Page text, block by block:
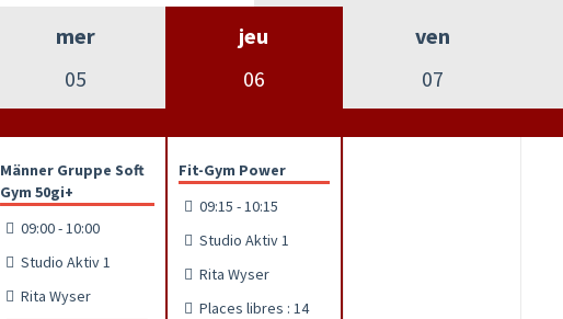
mer
05
jeu
06
ven
07
Männer Gruppe Soft
Gym 50gi+
09:00 - 10:00
Studio Aktiv 1
Rita Wyser
Fit-Gym Power
09:15 - 10:15
Studio Aktiv 1
Rita Wyser
Places libres : 14